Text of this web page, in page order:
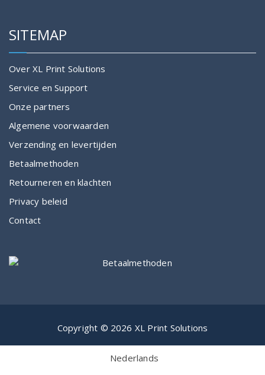
SITEMAP
Over XL Print Solutions
Service en Support
Onze partners
Algemene voorwaarden
Verzending en levertijden
Betaalmethoden
Retourneren en klachten
Privacy beleid
Contact
Copyright © 2026 XL Print Solutions
Nederlands